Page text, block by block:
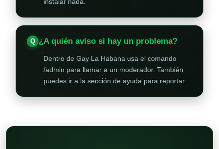
¿A quién aviso si hay un problema?
Dentro de Gay La Habana usa el comando
/admin para llamar a un moderador. También
puedes ir a la sección de ayuda para reportar.